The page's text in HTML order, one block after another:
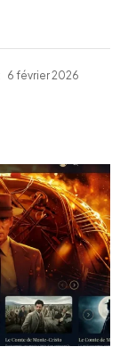
6 février 2026